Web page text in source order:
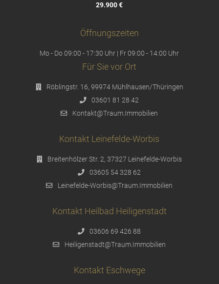
29.900 €
Öffnungszeiten
Mo - Do 09:00 - 17:30 Uhr | Fr 09:00 - 14:00 Uhr
Für Sie vor Ort
Röblingstr. 16, 99974 Mühlhausen/Thüringen
03601 81 28 42
Kontakt@Traum.Immobilien
Kontakt Leinefelde-Worbis
Breitenhölzer Str. 2, 37327 Leinefelde-Worbis
03605 54 328 62
Leinefelde-Worbis@Traum.Immobilien
Kontakt Heilbad Heiligenstadt
03606 69 426 88
Heiligenstadt@Traum.Immobilien
Kontakt Eschwege